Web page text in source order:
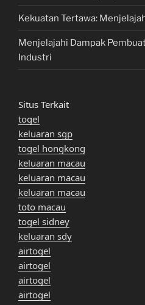
Kekuatan Tertawa:
Menjelajahi Dampak
Industri
Situs Terkait
togel
keluaran sgp
togel hongkong
keluaran macau
keluaran macau
keluaran macau
toto macau
togel sidney
keluaran sdy
airtogel
airtogel
airtogel
airtogel